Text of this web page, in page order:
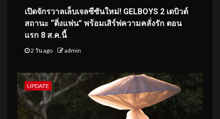
เปิดจักรวาลเล็บเจลซีซันใหม่! GELBOYS 2 เดบิวต์
สถานะ “ติ่งแฟน” พร้อมเสิร์ฟความคลั่งรัก ตอน
แรก 8 ส.ค.นี้
2 วัน ago admin
UPDATE